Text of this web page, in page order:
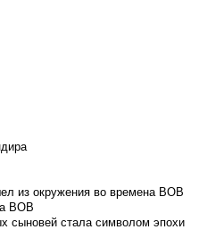
из окружения во времена ВОВ
ВОВ
сыновей стала символом эпохи